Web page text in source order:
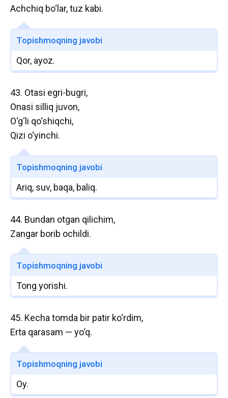
Achchiq bo‘lar, tuz kabi.
Topishmoqning javobi
Qor, ayoz.
43. Otasi egri-bugri,
Onasi silliq juvon,
O‘g‘li qo‘shiqchi,
Qizi o‘yinchi.
Topishmoqning javobi
Ariq, suv, baqa, baliq.
44. Bundan otgan qilichim,
Zangar borib ochildi.
Topishmoqning javobi
Tong yorishi.
45. Kecha tomda bir patir ko‘rdim,
Erta qarasam — yo‘q.
Topishmoqning javobi
Oy.